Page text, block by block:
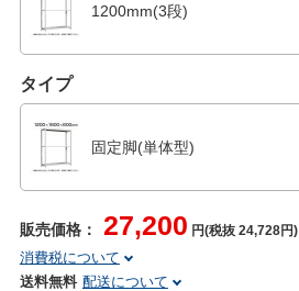
1200mm(3段)
タイプ
固定脚(単体型)
販売価格： 27,200 円(税抜 24,728円)
消費税について
送料無料 配送について